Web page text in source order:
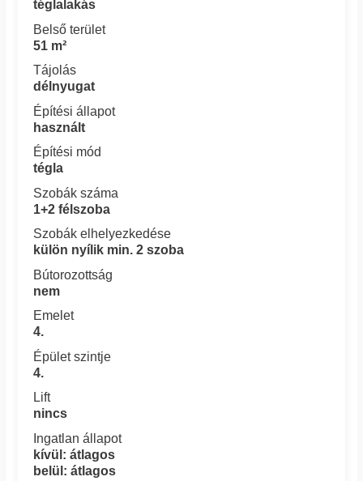
téglalakás
Belső terület
51 m²
Tájolás
délnyugat
Építési állapot
használt
Építési mód
tégla
Szobák száma
1+2 félszoba
Szobák elhelyezkedése
külön nyílik min. 2 szoba
Bútorozottság
nem
Emelet
4.
Épület szintje
4.
Lift
nincs
Ingatlan állapot
kívül: átlagos
belül: átlagos